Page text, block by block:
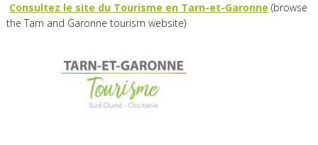
Consultez le site du Tourisme en Tarn-et-Garonne (browse
the Tarn and Garonne tourism website)